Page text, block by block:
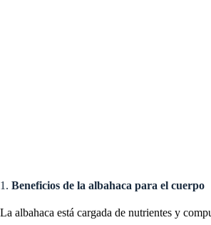
1. Beneficios de la albahaca para el cuerpo
La albahaca está cargada de nutrientes y